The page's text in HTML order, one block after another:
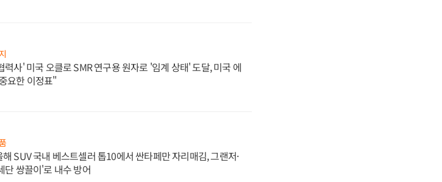
력사' 미국 오클로 SMR 연구용 원자로 '임계 상태' 도달, 미국 에
요한 이정표"
SUV 국내 베스트셀러 톱10에서 싼타페만 자리매김, 그랜저·
단 쌍끌이'로 내수 방어